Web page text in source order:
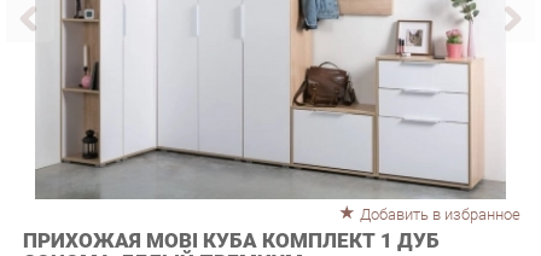
Добавить в избранное
ПРИХОЖАЯ MOBI КУБА КОМПЛЕКТ 1 ДУБ
СОНОМА-БЕЛЫЙ ПРЕМИУМ